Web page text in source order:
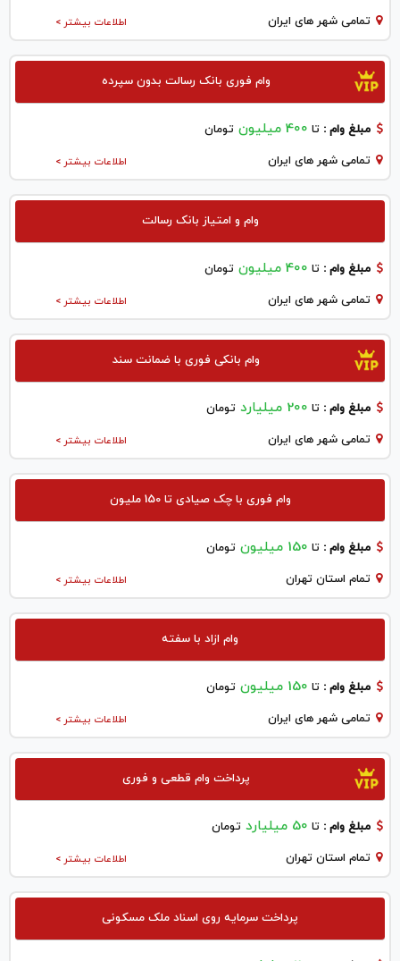
اطلاعات بیشتر > تمامی شهر های ایران
وام فوری بانک رسالت بدون سپرده
مبلغ وام : تا 400 میلیون تومان
اطلاعات بیشتر > تمامی شهر های ایران
وام و امتیاز بانک رسالت
مبلغ وام : تا 400 میلیون تومان
اطلاعات بیشتر > تمامی شهر های ایران
وام بانکی فوری با ضمانت سند
مبلغ وام : تا 200 میلیارد تومان
اطلاعات بیشتر > تمامی شهر های ایران
وام فوری با چک صیادی تا 150 ملیون
مبلغ وام : تا 150 میلیون تومان
اطلاعات بیشتر > تمام استان تهران
وام ازاد با سفته
مبلغ وام : تا 150 میلیون تومان
اطلاعات بیشتر > تمامی شهر های ایران
پرداخت وام قطعی و فوری
مبلغ وام : تا 50 میلیارد تومان
اطلاعات بیشتر > تمام استان تهران
پرداخت سرمایه روی اسناد ملک مسکونی